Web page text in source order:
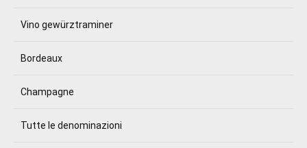
Vino gewürztraminer
Bordeaux
Champagne
Tutte le denominazioni